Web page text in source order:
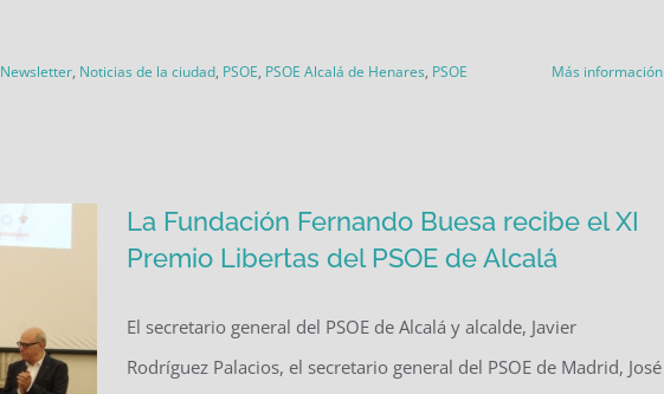
Newsletter, Noticias de la ciudad, PSOE, PSOE Alcalá de Henares, PSOE
Más información
La Fundación Fernando Buesa recibe el XI
Premio Libertas del PSOE de Alcalá
El secretario general del PSOE de Alcalá y alcalde, Javier
Rodríguez Palacios, el secretario general del PSOE de Madrid, José